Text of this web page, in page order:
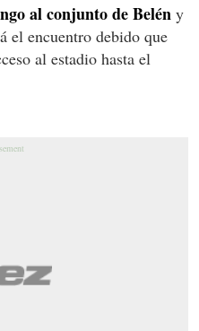
al conjunto de Belén y
el encuentro debido que
al estadio hasta el